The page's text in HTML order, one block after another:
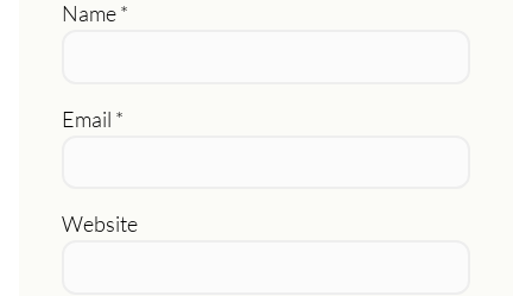
Name*
Email *
Website